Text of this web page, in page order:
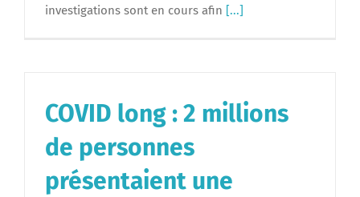
investigations sont en cours afin [...]
COVID long : 2 millions
de personnes
présentaient une